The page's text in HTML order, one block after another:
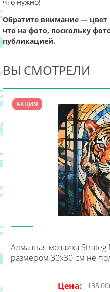
Обратите внимание — цвет
что на фото, поскольку
публикацией.
ВЫ СМОТРЕЛИ
АКЦИЯ
Алмазная мозаика
размером 30х30 см не
Цена: 185.00